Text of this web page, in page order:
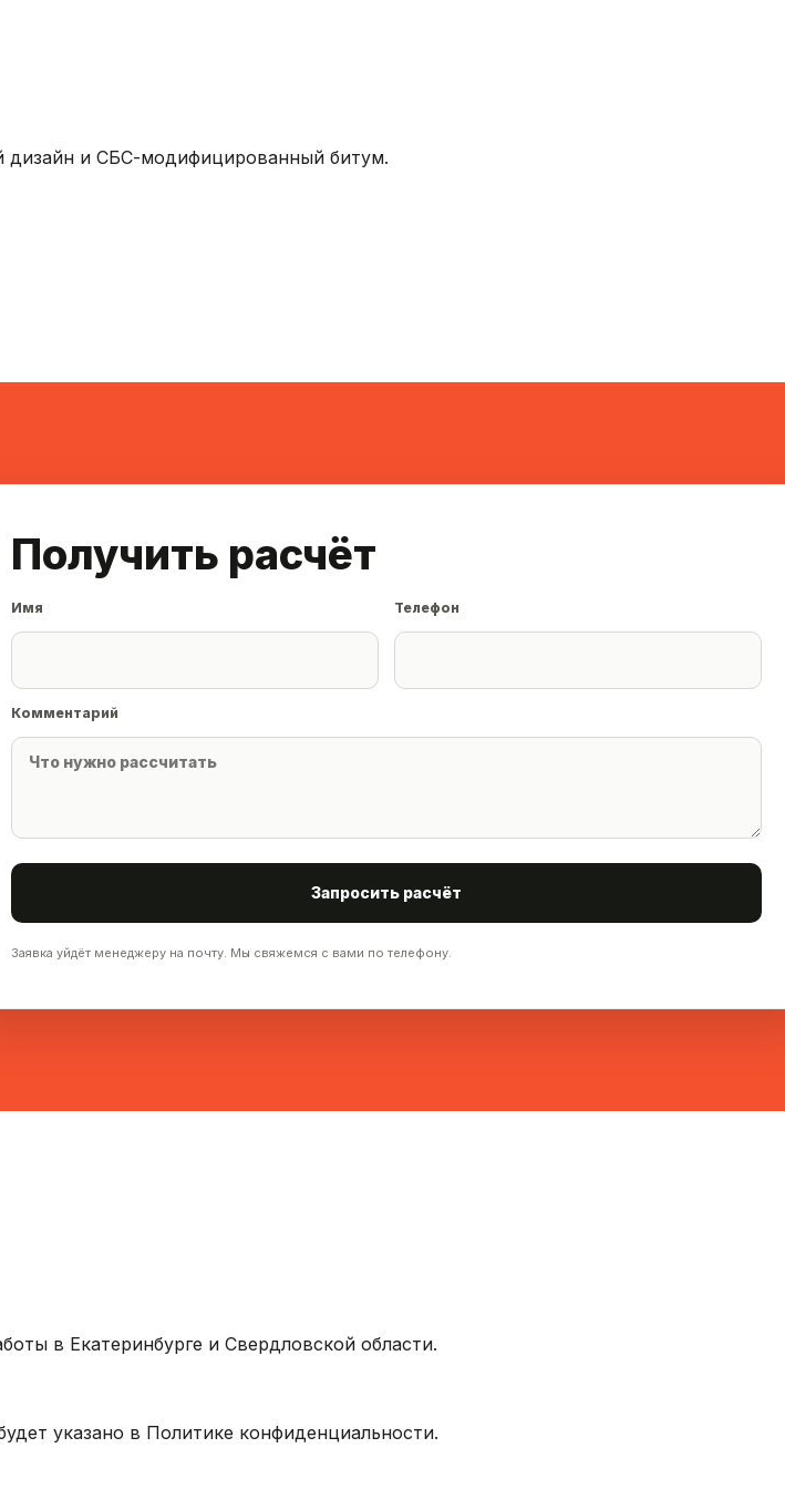
дизайн и СБС-модифицированный битум.
Получить расчёт
Имя Телефон
Комментарий
Запросить расчёт
Заявка уйдёт менеджеру на почту. Мы свяжемся с вами по телефону.
в Екатеринбурге и Свердловской области.
указано в Политике конфиденциальности.